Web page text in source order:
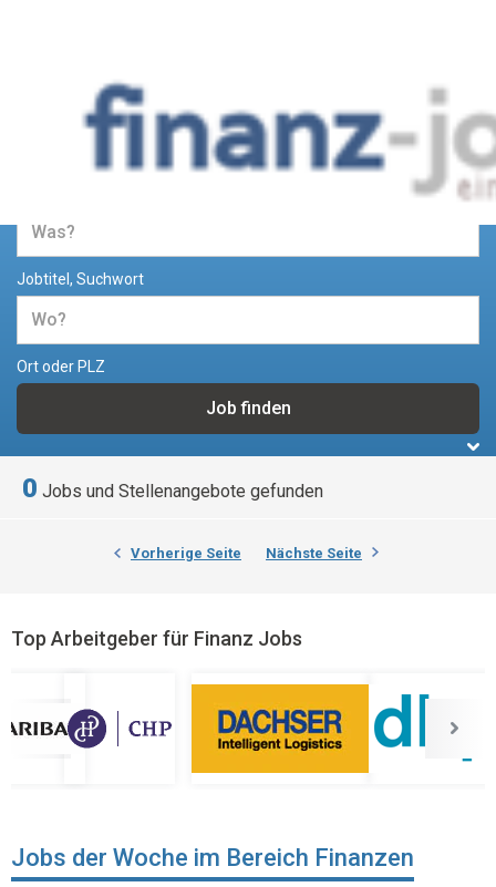
Jobs und Stellenangebote im
Bereich Finanzen
Jobtitel, Suchwort
Ort oder PLZ
0 Jobs und Stellenangebote gefunden
Vorherige Seite Nächste Seite
Top Arbeitgeber für Finanz Jobs
Jobs der Woche im Bereich Finanzen